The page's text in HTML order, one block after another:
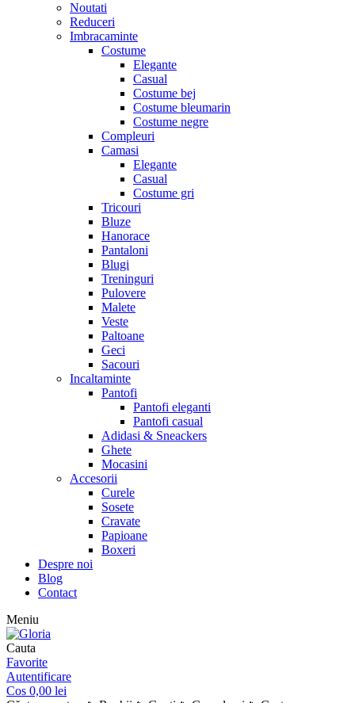
Noutati
Reduceri
Imbracaminte
Costume
Elegante
Casual
Costume bej
Costume bleumarin
Costume negre
Compleuri
Camasi
Elegante
Casual
Costume gri
Tricouri
Bluze
Hanorace
Pantaloni
Blugi
Treninguri
Pulovere
Malete
Veste
Paltoane
Geci
Sacouri
Incaltaminte
Pantofi
Pantofi eleganti
Pantofi casual
Adidasi & Sneackers
Ghete
Mocasini
Accesorii
Curele
Sosete
Cravate
Papioane
Boxeri
Despre noi
Blog
Contact
Meniu
Cauta
Favorite
Autentificare
Cos 0,00 lei